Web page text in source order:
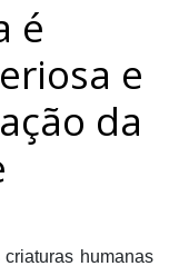
é
e
da
humanas